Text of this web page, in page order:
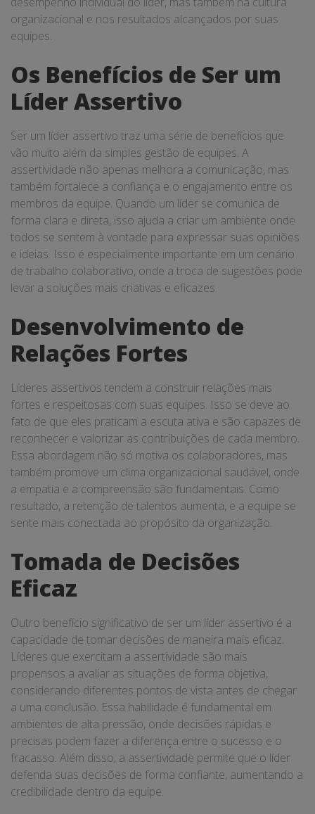
organizacional e nos resultados alcançados por suas
equipes.
Os Benefícios de Ser um
Líder Assertivo
Ser um líder assertivo traz uma série de benefícios que
vão muito além da simples gestão de equipes. A
assertividade não apenas melhora a comunicação, mas
também fortalece a confiança e o engajamento entre os
membros da equipe. Quando um líder se comunica de
forma clara e direta, isso ajuda a criar um ambiente onde
todos se sentem à vontade para expressar suas opiniões
e ideias. Isso é especialmente importante em um cenário
de trabalho colaborativo, onde a troca de sugestões pode
levar a soluções mais criativas e eficazes.
Desenvolvimento de
Relações Fortes
Líderes assertivos tendem a construir relações mais
fortes e respeitosas com suas equipes. Isso se deve ao
fato de que eles praticam a escuta ativa e são capazes de
reconhecer e valorizar as contribuições de cada membro.
Essa abordagem não só motiva os colaboradores, mas
também promove um clima organizacional saudável, onde
a empatia e a compreensão são fundamentais. Como
resultado, a retenção de talentos aumenta, e a equipe se
sente mais conectada ao propósito da organização.
Tomada de Decisões
Eficaz
Outro benefício significativo de ser um líder assertivo é a
capacidade de tomar decisões de maneira mais eficaz.
Líderes que exercitam a assertividade são mais
propensos a avaliar as situações de forma objetiva,
considerando diferentes pontos de vista antes de chegar
a uma conclusão. Essa habilidade é fundamental em
ambientes de alta pressão, onde decisões rápidas e
precisas podem fazer a diferença entre o sucesso e o
fracasso. Além disso, a assertividade permite que o líder
defenda suas decisões de forma confiante, aumentando a
credibilidade dentro da equipe.